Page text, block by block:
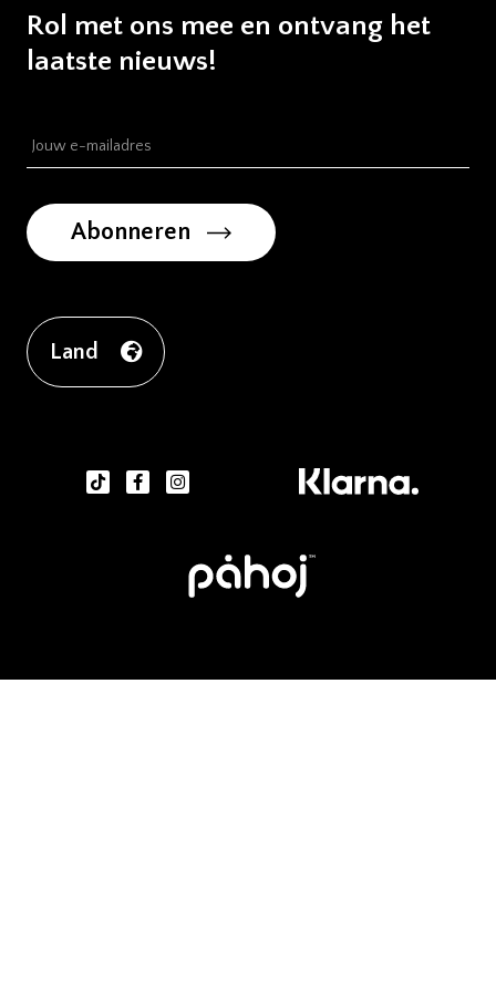
Rol met ons mee en ontvang het
laatste nieuws!
Abonneren
Land